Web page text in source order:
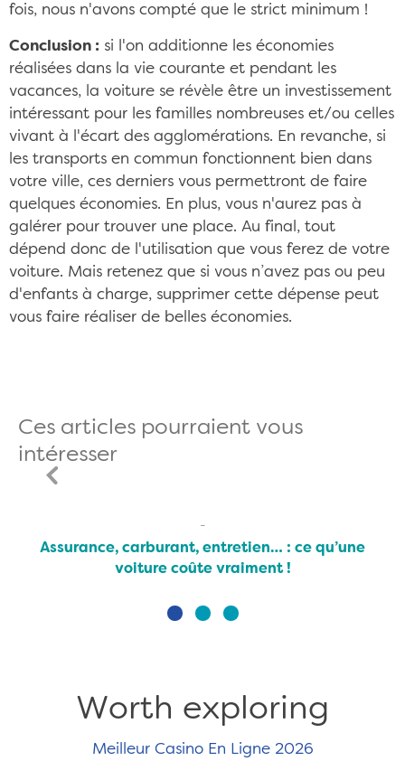
fois, nous n'avons compté que le strict minimum !
Conclusion : si l'on additionne les économies
réalisées dans la vie courante et pendant les
vacances, la voiture se révèle être un investissement
intéressant pour les familles nombreuses et/ou celles
vivant à l'écart des agglomérations. En revanche, si
les transports en commun fonctionnent bien dans
votre ville, ces derniers vous permettront de faire
quelques économies. En plus, vous n'aurez pas à
galérer pour trouver une place. Au final, tout
dépend donc de l'utilisation que vous ferez de votre
voiture. Mais retenez que si vous n’avez pas ou peu
d'enfants à charge, supprimer cette dépense peut
vous faire réaliser de belles économies.
Ces articles pourraient vous
intéresser
Assurance, carburant, entretien… : ce qu’une
voiture coûte vraiment !
Worth exploring
Meilleur Casino En Ligne 2026